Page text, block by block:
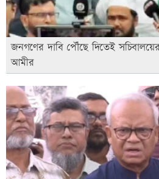
জনগণের দাবি পৌঁছে দিতেই
আমীর